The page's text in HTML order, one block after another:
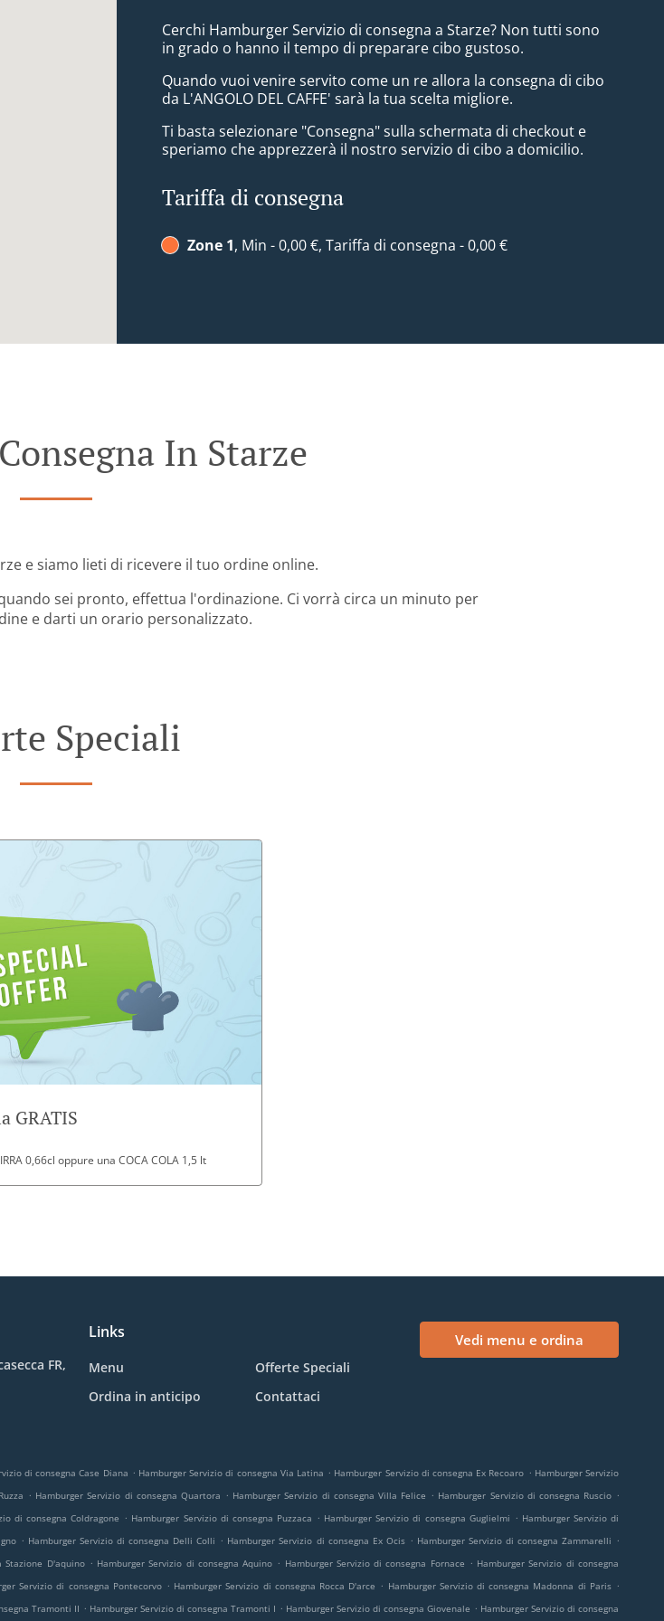
Cerchi Hamburger Servizio di consegna a Starze? Non tutti sono
in grado o hanno il tempo di preparare cibo gustoso.
Quando vuoi venire servito come un re allora la consegna di cibo
da L'ANGOLO DEL CAFFE' sarà la tua scelta migliore.
Ti basta selezionare "Consegna" sulla schermata di checkout e
speriamo che apprezzerà il nostro servizio di cibo a domicilio.
Tariffa di consegna
Zone 1, Min - 0,00 €, Tariffa di consegna - 0,00 €
In Starze
e siamo lieti di ricevere il tuo ordine online.
sei pronto, effettua l'ordinazione. Ci vorrà circa un minuto per
e darti un orario personalizzato.
Speciali
GRATIS
0,66cl oppure una COCA COLA 1,5 lt
FR,
Links
Menu
Offerte Speciali
Ordina in anticipo
Contattaci
Vedi menu e ordina
di consegna Case Diana . Hamburger Servizio di consegna Via Latina . Hamburger Servizio di consegna Ex Recoaro . Hamburger Servizio
. Hamburger Servizio di consegna Quartora . Hamburger Servizio di consegna Villa Felice . Hamburger Servizio di consegna Ruscio .
di consegna Coldragone . Hamburger Servizio di consegna Puzzaca . Hamburger Servizio di consegna Guglielmi . Hamburger Servizio di
. Hamburger Servizio di consegna Delli Colli . Hamburger Servizio di consegna Ex Ocis . Hamburger Servizio di consegna Zammarelli .
Stazione D'aquino . Hamburger Servizio di consegna Aquino . Hamburger Servizio di consegna Fornace . Hamburger Servizio di consegna
Servizio di consegna Pontecorvo . Hamburger Servizio di consegna Rocca D'arce . Hamburger Servizio di consegna Madonna di Paris .
Tramonti II . Hamburger Servizio di consegna Tramonti I . Hamburger Servizio di consegna Giovenale . Hamburger Servizio di consegna